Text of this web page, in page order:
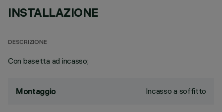
INSTALLAZIONE
DESCRIZIONE
Con basetta ad incasso;
Montaggio Incasso a soffitto